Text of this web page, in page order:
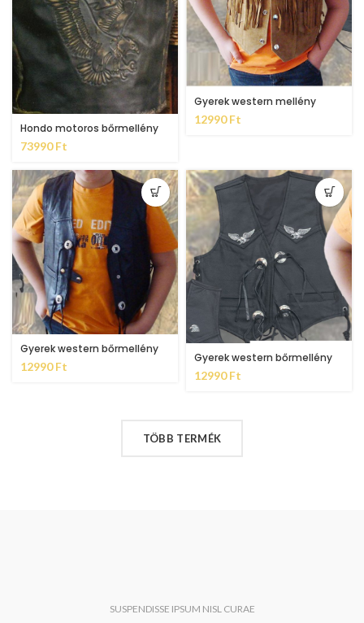
Hondo motoros bőrmellény
73990Ft
Gyerek western mellény
12990Ft
Gyerek western bőrmellény
12990Ft
Gyerek western bőrmellény
12990Ft
TÖBB TERMÉK
SUSPENDISSE IPSUM NISL CURAE